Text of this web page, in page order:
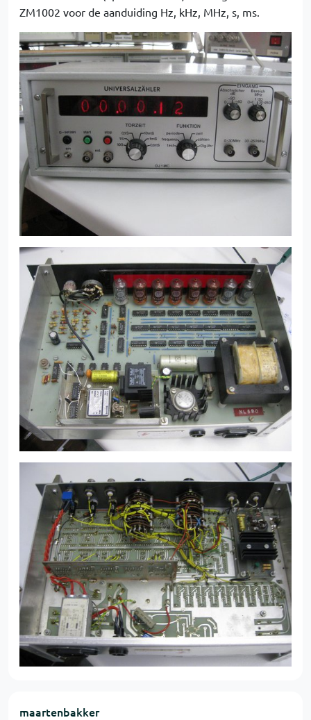
ZM1002 voor de aanduiding Hz, kHz, MHz, s, ms.
maartenbakker